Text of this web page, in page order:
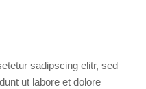
sadipscing elitr, sed
ut labore et dolore